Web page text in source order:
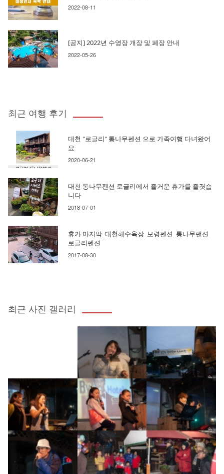
2022-08-11
[공지] 2022년 수영장 개장 및 폐장 안내
2022-05-26
최근 여행 후기
대천 "로글리" 통나무펜션 으로 가족여행 다녀왔어
요
2020-06-21
대천 통나무펜션 로글리에서 즐거운 휴가를 즐겻습
니다
2018-07-01
휴가 마지막_대천해수욕장_보령펜션_통나무팬션_
로글리펜션
2017-08-30
최근 사진 갤러리